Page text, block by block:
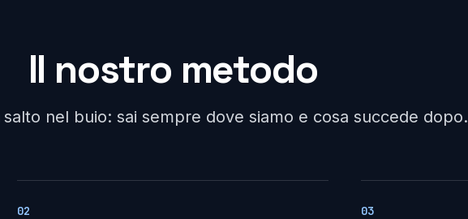
Il nostro metodo
nel buio: sai sempre dove siamo e cosa succede dopo.
02 03